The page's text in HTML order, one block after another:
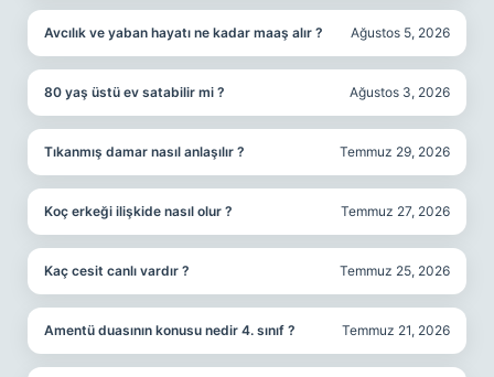
Avcılık ve yaban hayatı ne kadar maaş alır ? Ağustos 5, 2026
80 yaş üstü ev satabilir mi ? Ağustos 3, 2026
Tıkanmış damar nasıl anlaşılır ? Temmuz 29, 2026
Koç erkeği ilişkide nasıl olur ? Temmuz 27, 2026
Kaç cesit canlı vardır ? Temmuz 25, 2026
Amentü duasının konusu nedir 4. sınıf ? Temmuz 21, 2026